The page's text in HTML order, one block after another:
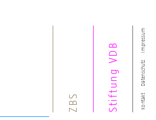
Kontakt
Datenschutz
Impressum
ZBS Stiftung VDB